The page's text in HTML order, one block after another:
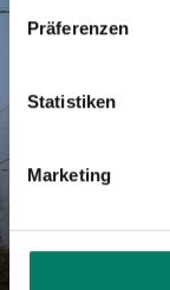
Präferenzen
Statistiken
Marketing
Hier stellen wir
Partner zur